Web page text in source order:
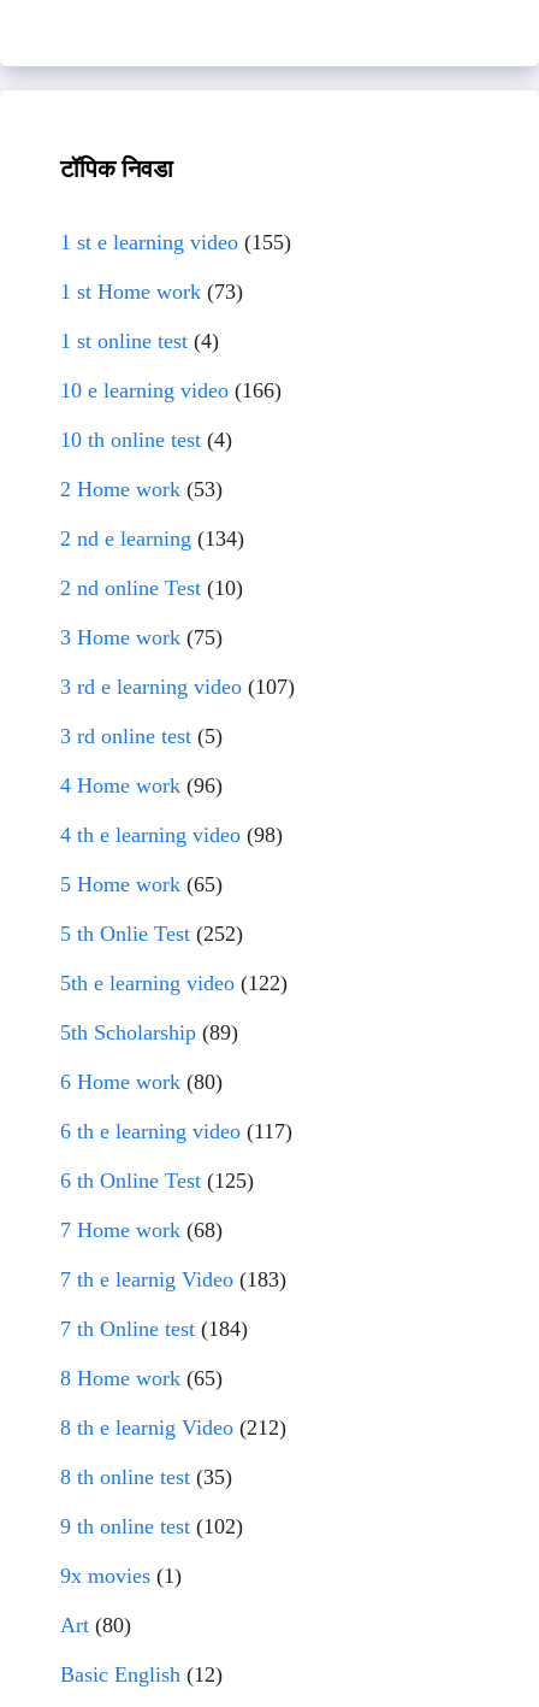
टॉपिक निवडा
1 st e learning video (155)
1 st Home work (73)
1 st online test (4)
10 e learning video (166)
10 th online test (4)
2 Home work (53)
2 nd e learning (134)
2 nd online Test (10)
3 Home work (75)
3 rd e learning video (107)
3 rd online test (5)
4 Home work (96)
4 th e learning video (98)
5 Home work (65)
5 th Onlie Test (252)
5th e learning video (122)
5th Scholarship (89)
6 Home work (80)
6 th e learning video (117)
6 th Online Test (125)
7 Home work (68)
7 th e learnig Video (183)
7 th Online test (184)
8 Home work (65)
8 th e learnig Video (212)
8 th online test (35)
9 th online test (102)
9x movies (1)
Art (80)
Basic English (12)